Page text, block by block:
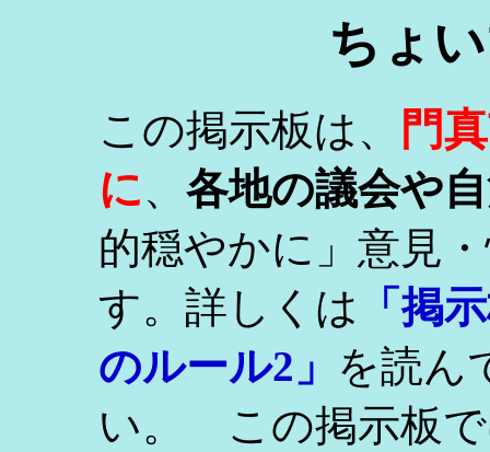
ちょ
この掲示板は、
門
に、 各地の議会や
的穏やかに」意見
す。詳しくは
「掲
のルール2」 を読ん
い。 この掲示板で